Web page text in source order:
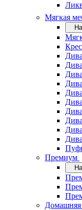
Мягкая
Премиум
Домашняя